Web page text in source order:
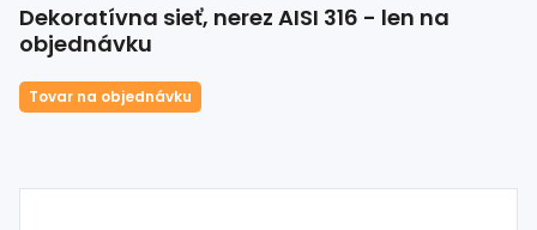
Kovanépolotovary
Zábradlia a
Bránovésystémy
Dekoratívna sieť, nerez AISI 316 - len na
objednávku
Tovar na objednávku